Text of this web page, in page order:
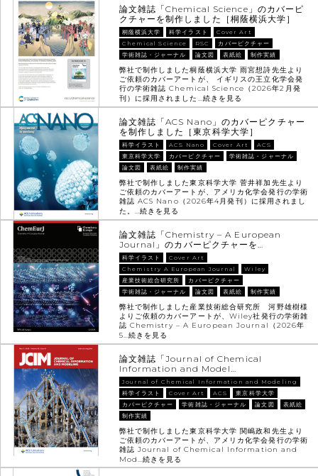
論文雑誌「Chemical Science」のカバーピ
クチャーを制作しました［桐蔭横浜大学］
桐蔭横浜大学 科学イラスト
Cover Art
Chemical Science
RSC
カバーピクチャー
学術雑誌・ジャーナル
論文図 表紙絵 制作実績
弊社で制作しました桐蔭横浜大学 雨宮想詩先生より
ご依頼のカバーアートが、 イギリスの王立化学会発
行の学術雑誌 Chemical Science（2026年2月発
刊）に採用されました…続きを見る
論文雑誌「ACS Nano」のカバーピクチャー
を制作しました［東京科学大学］
科学イラスト ACS Nano Cover Art
ACS
東京科学大学
カバーピクチャー
学術雑誌・ジャーナル
論文図
表紙絵 制作実績
弊社で制作しました東京科学大学 菅井祥加先生より
ご依頼のカバーアートが、アメリカ化学会発行の学術
雑誌 ACS Nano（2026年4月発刊）に採用されまし
た。…続きを見る
論文雑誌「Chemistry – A European
Journal」のカバーピクチャーを…
科学イラスト
Cover Art
Chemistry A European Journal
Wiley
産業技術総合研究所
カバーピクチャー
学術雑誌・ジャーナル
論文図 表紙絵 制作実績
弊社で制作しました産業技術総合研究所 河野雄樹様
よりご依頼のカバーアートが、Wiley社発行の学術雑
誌 Chemistry – A European Journal（2026年
5…続きを見る
論文雑誌「Journal of Chemical
Information and Model…
Journal of Chemical Information and Modeling
科学イラスト
Cover Art ACS
東京科学大学
カバーピクチャー
学術雑誌・ジャーナル 論文図
表紙絵
制作実績
弊社で制作しました東京科学大学 関嶋政和先生より
ご依頼のカバーアートが、アメリカ化学会発行の学術
雑誌 Journal of Chemical Information and
Mod…続きを見る